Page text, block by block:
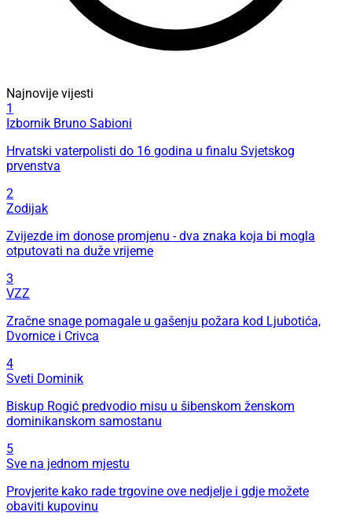
Najnovije vijesti
1
Izbornik Bruno Sabioni
Hrvatski vaterpolisti do 16 godina u finalu Svjetskog
prvenstva
2
Zodijak
Zvijezde im donose promjenu - dva znaka koja bi mogla
otputovati na duže vrijeme
3
VZZ
Zračne snage pomagale u gašenju požara kod Ljubotića,
Dvornice i Crivca
4
Sveti Dominik
Biskup Rogić predvodio misu u šibenskom ženskom
dominikanskom samostanu
5
Sve na jednom mjestu
Provjerite kako rade trgovine ove nedjelje i gdje možete
obaviti kupovinu